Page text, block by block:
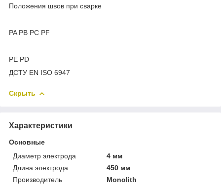
Положения швов при сварке
PA PB PC PF
PE PD
ДСТУ EN ISO 6947
Скрыть
Характеристики
Основные
Диаметр электрода
4 мм
Длина электрода
450 мм
Производитель
Monolith